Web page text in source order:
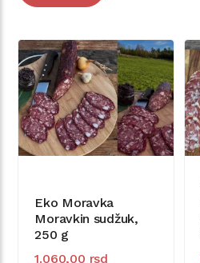
Eko Moravka
Moravkin sudžuk,
250 g
1.060,00 rsd